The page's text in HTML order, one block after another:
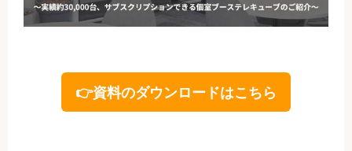
👉資料のダウンロードはこちら